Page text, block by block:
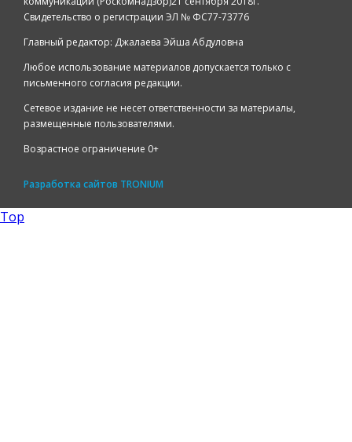
Свидетельство о регистрации ЭЛ № ФС77-73776
Главный редактор: Джалаева Эйша Абдуловна
Любое использование материалов допускается только с
письменного согласия редакции.
Сетевое издание не несет ответственности за материалы,
размещенные пользователями.
Возрастное ограничение 0+
Разработка сайтов TRONIUM
Top